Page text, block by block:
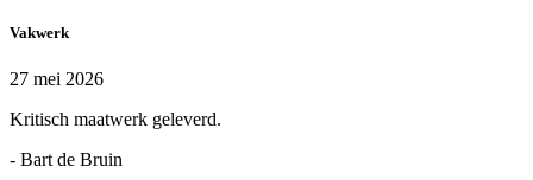
Vakwerk
27 mei 2026
Kritisch maatwerk geleverd.
- Bart de Bruin